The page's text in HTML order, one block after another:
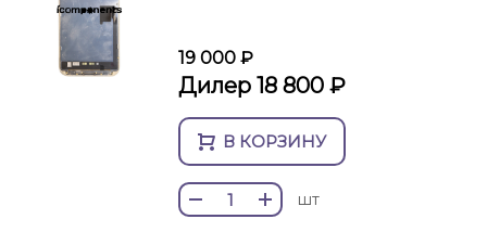
19 000 ₽
Дилер 18 800 ₽
В КОРЗИНУ
шт